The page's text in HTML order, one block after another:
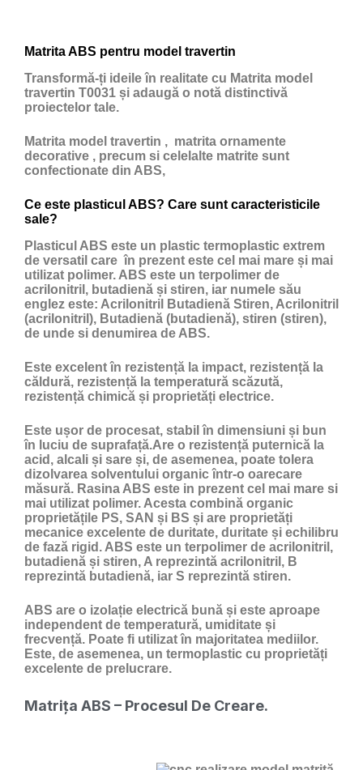
Matrita ABS pentru model travertin
Transformă-ți ideile în realitate cu Matrita model
travertin T0031 și adaugă o notă distinctivă
proiectelor tale.
Matrita model travertin , matrita ornamente
decorative , precum si celelalte matrite sunt
confectionate din ABS,
Ce este plasticul ABS? Care sunt caracteristicile
sale?
Plasticul ABS este un plastic termoplastic extrem
de versatil care în prezent este cel mai mare și mai
utilizat polimer. ABS este un terpolimer de
acrilonitril, butadienă și stiren, iar numele său
englez este: Acrilonitril Butadienă Stiren, Acrilonitril
(acrilonitril), Butadienă (butadienă), stiren (stiren),
de unde si denumirea de ABS.
Este excelent în rezistență la impact, rezistență la
căldură, rezistență la temperatură scăzută,
rezistență chimică și proprietăți electrice.
Este ușor de procesat, stabil în dimensiuni și bun
în luciu de suprafață.Are o rezistență puternică la
acid, alcali și sare și, de asemenea, poate tolera
dizolvarea solventului organic într-o oarecare
măsură. Rasina ABS este in prezent cel mai mare si
mai utilizat polimer. Acesta combină organic
proprietățile PS, SAN și BS și are proprietăți
mecanice excelente de duritate, duritate și echilibru
de fază rigid. ABS este un terpolimer de acrilonitril,
butadienă și stiren, A reprezintă acrilonitril, B
reprezintă butadienă, iar S reprezintă stiren.
ABS are o izolație electrică bună și este aproape
independent de temperatură, umiditate și
frecvență. Poate fi utilizat în majoritatea mediilor.
Este, de asemenea, un termoplastic cu proprietăți
excelente de prelucrare.
Matrița ABS – Procesul De Creare.